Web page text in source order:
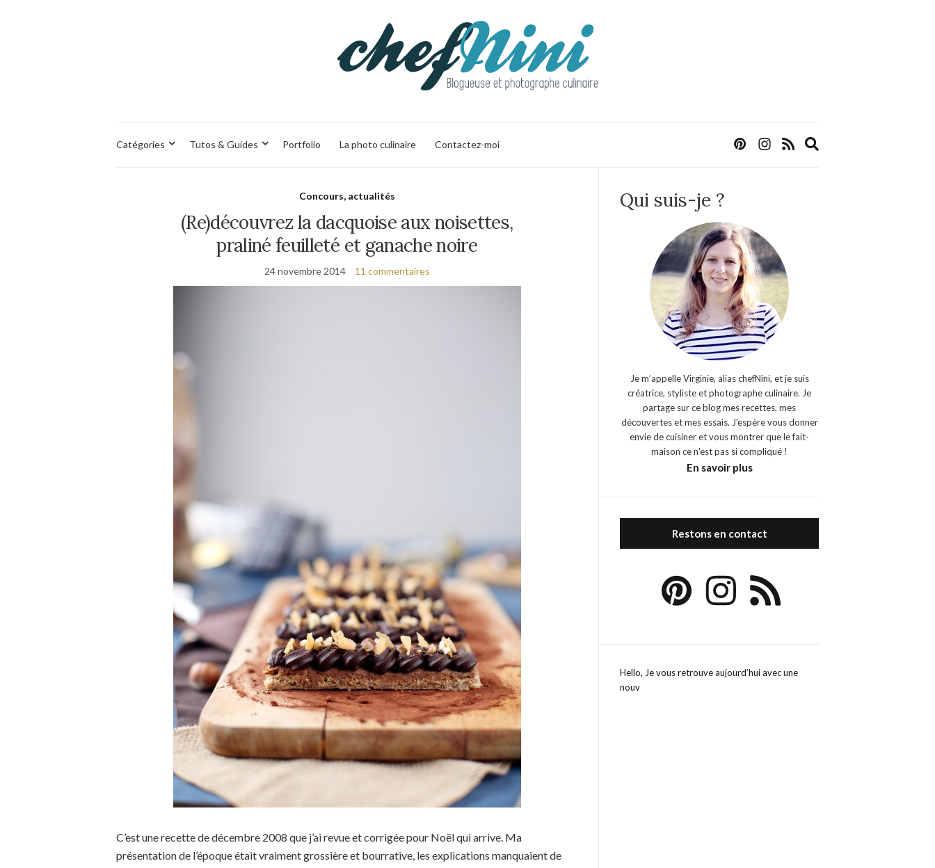
Catégories Tutos & Guides Portfolio La photo culinaire Contactez-moi
Concours, actualités
(Re)découvrez la dacquoise aux noisettes,
praliné feuilleté et ganache noire
24 novembre 2014 11 commentaires
C’est une recette de décembre 2008 que j’ai revue et corrigée pour Noël qui arrive. Ma
présentation de l’époque était vraiment grossière et bourrative, les explications manquaient de
Qui suis-je ?
Je m’appelle Virginie, alias chefNini, et je suis
créatrice, styliste et photographe culinaire. Je
partage sur ce blog mes recettes, mes
découvertes et mes essais. J'espère vous donner
envie de cuisiner et vous montrer que le fait-
maison ce n'est pas si compliqué !
En savoir plus
Restons en contact
Hello, Je vous retrouve aujourd’hui avec une
nouv